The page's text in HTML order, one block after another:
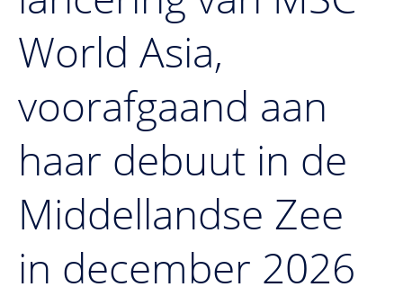
World Asia,
voorafgaand aan
haar debuut in de
Middellandse Zee
in december 2026